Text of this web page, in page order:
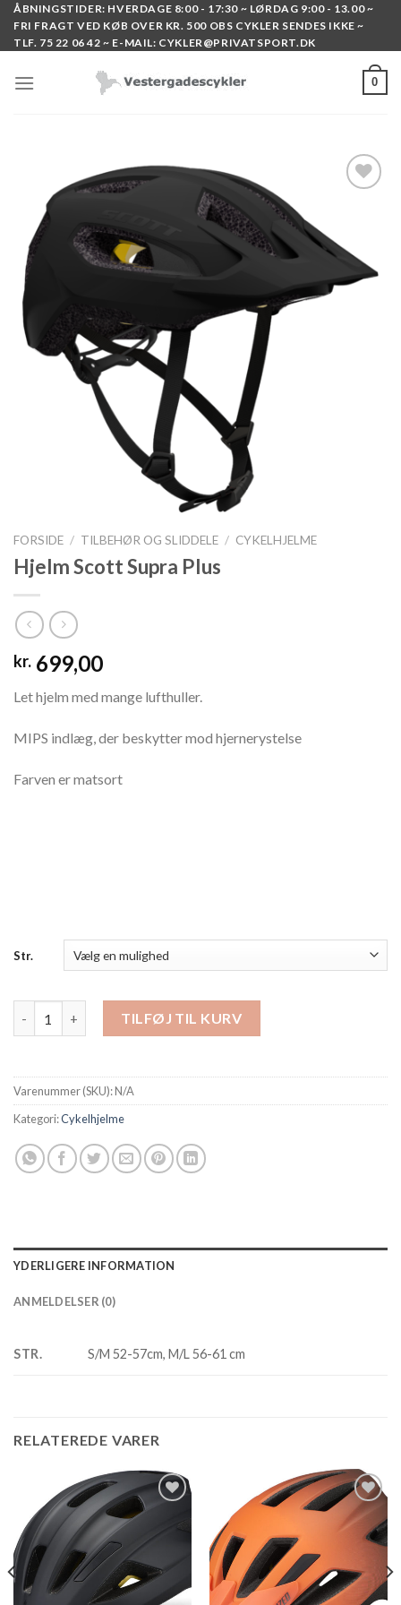
Skip
content
ÅBNINGSTIDER: HVERDAGE 8:00 - 17:30 ~ LØRDAG 9:00 - 13.00 ~
FRI FRAGT VED KØB OVER KR. 500 OBS CYKLER SENDES IKKE ~
TLF. 75 22 06 42 ~ E-MAIL: CYKLER@PRIVATSPORT.DK
0
wishlist
FORSIDE / TILBEHØR OG SLIDDELE / CYKELHJELME
Hjelm Scott Supra Plus
kr. 699,00
Let hjelm med mange lufthuller.
MIPS indlæg, der beskytter mod hjernerystelse
Farven er matsort
Str.
TILFØJ TIL KURV
Varenummer (SKU):N/A
Kategori:Cykelhjelme
YDERLIGERE INFORMATION
ANMELDELSER (0)
STR. S/M 52-57cm, M/L 56-61 cm
RELATEREDE VARER
Add to